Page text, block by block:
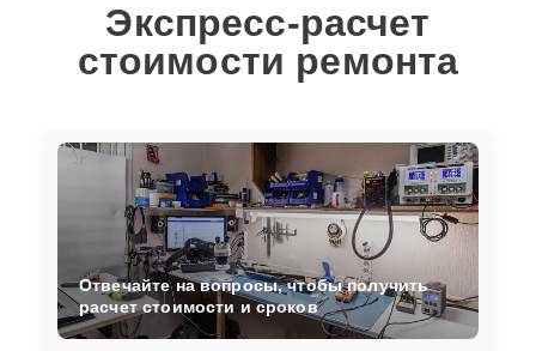
Экспресс-расчет
стоимости ремонта
Отвечайте на вопросы, чтобы получить
расчет стоимости и сроков